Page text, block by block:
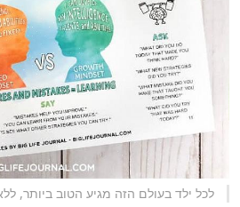
לכל ילד בעולם הזה מגיע הטוב ביותר,